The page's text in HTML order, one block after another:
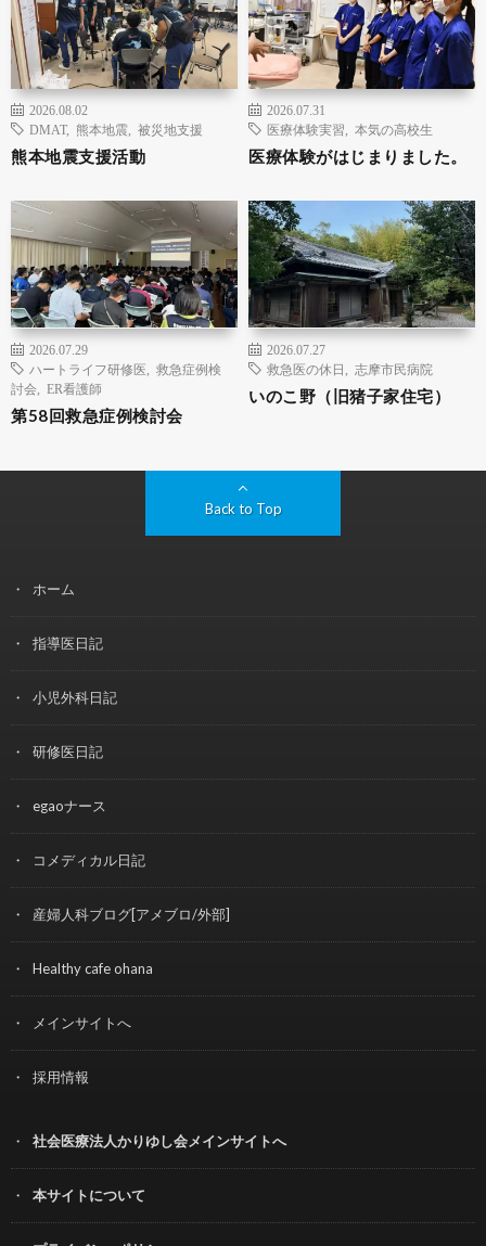
2026.08.02
DMAT, 熊本地震 被災地支援
熊本地震支援活動
2026.07.31
医療体験実習
本気の高校生
医療体験がはじまりました。
2026.07.29
ハートライフ研修医
救急症例検
討会
ER看護師
第58回救急症例検討会
2026.07.27
救急医の休日
志摩市民病院
いのこ野（旧猪子家住宅）
Back to Top
ホーム
指導医日記
小児外科日記
研修医日記
egaoナース
コメディカル日記
産婦人科ブログ[アメブロ/外部]
Healthy cafe ohana
メインサイトへ
採用情報
社会医療法人かりゆし会メインサイトへ
本サイトについて